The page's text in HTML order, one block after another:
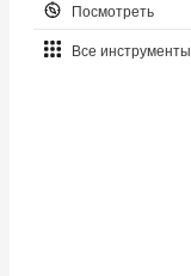
Посмотреть
Все инструменты